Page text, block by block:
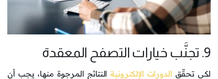
9. تجنَّب خيارات التصفح المعقدة
لكي تحقّق الدورات الإلكترونية النتائج المرجوة منها، يجب أن